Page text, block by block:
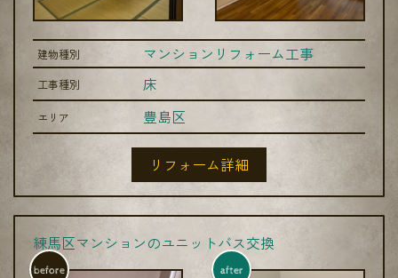
建物種別 マンションリフォーム工事
工事種別 床
エリア 豊島区
リフォーム詳細
練馬区マンションのユニットバス交換
before after